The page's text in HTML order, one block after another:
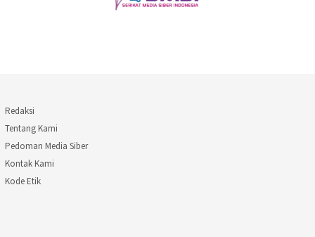
Redaksi
Tentang Kami
Pedoman Media Siber
Kontak Kami
Kode Etik